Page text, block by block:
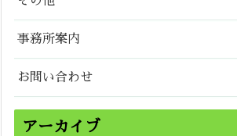
事務所案内
お問い合わせ
アーカイブ